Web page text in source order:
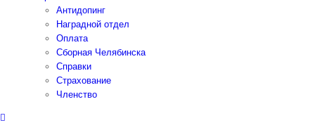
Антидопинг
Наградной отдел
Оплата
Сборная Челябинска
Справки
Страхование
Членство